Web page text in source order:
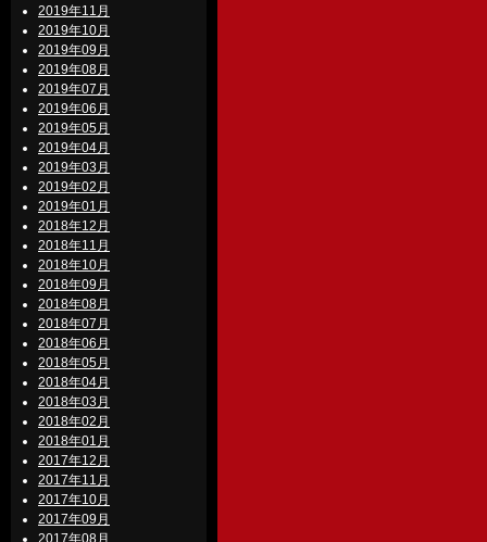
2019年11月
2019年10月
2019年09月
2019年08月
2019年07月
2019年06月
2019年05月
2019年04月
2019年03月
2019年02月
2019年01月
2018年12月
2018年11月
2018年10月
2018年09月
2018年08月
2018年07月
2018年06月
2018年05月
2018年04月
2018年03月
2018年02月
2018年01月
2017年12月
2017年11月
2017年10月
2017年09月
2017年08月